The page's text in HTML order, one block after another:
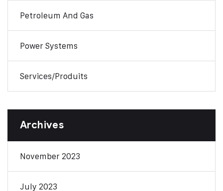
Petroleum And Gas
Power Systems
Services/Produits
Archives
November 2023
July 2023